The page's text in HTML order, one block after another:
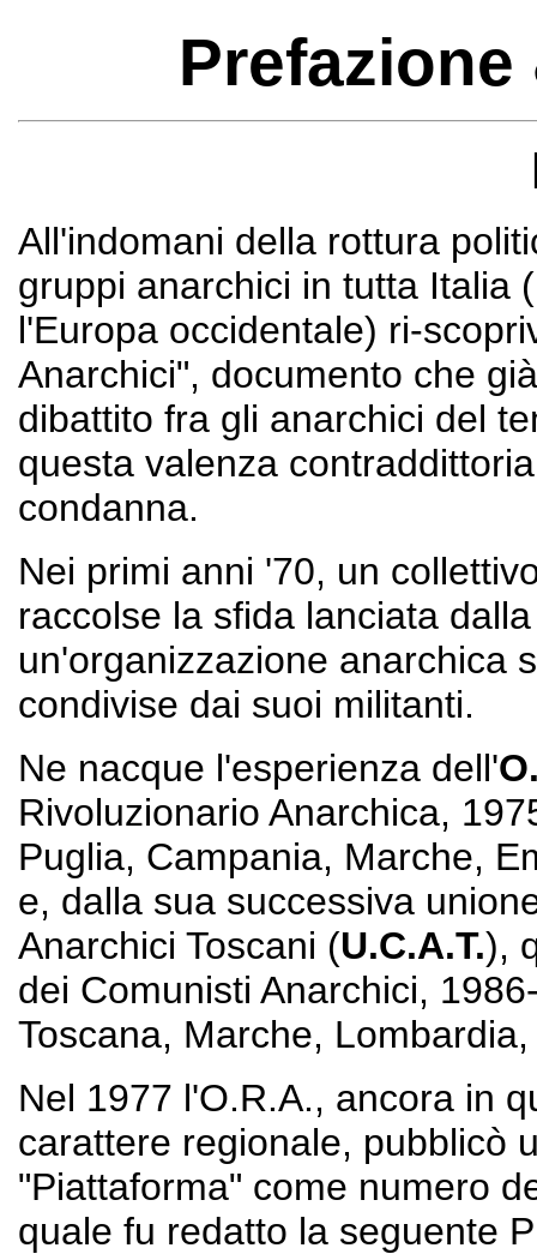
All'indomani della rottura
gruppi anarchici in tutta Italia
l'Europa occidentale) ri-
Anarchici", documento che
dibattito fra gli anarchici del
questa valenza
condanna.
Nei primi anni '70, un
raccolse la sfida lanciata
un'organizzazione anarchica
condivise dai suoi militanti.
Ne nacque l'esperienza dell'
Rivoluzionario Anarchica,
Puglia, Campania, Marche,
e, dalla sua successiva
Anarchici Toscani (U.C.A.T.),
dei Comunisti Anarchici,
Toscana, Marche,
Nel 1977 l'O.R.A., ancora in
carattere regionale, pubblicò
"Piattaforma" come numero
quale fu redatto la seguente